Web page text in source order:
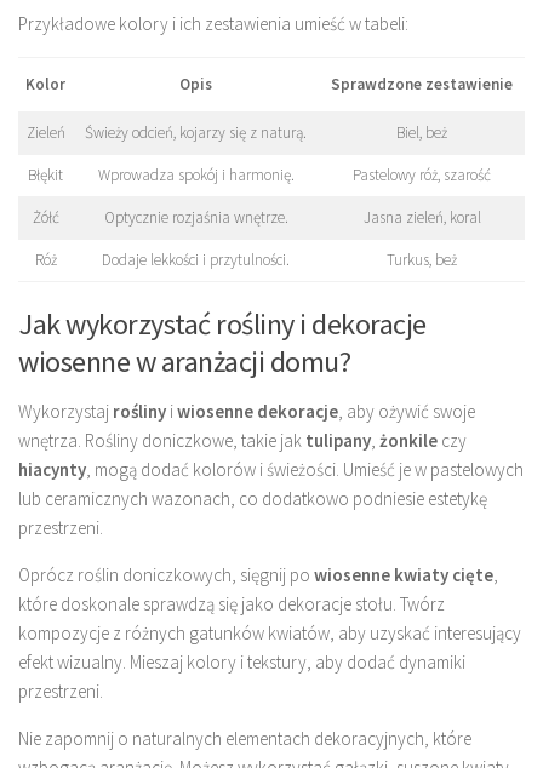
Przykładowe kolory i ich zestawienia umieść w tabeli:
Kolor Opis Sprawdzone zestawienie
Zieleń Świeży odcień, kojarzy się z naturą. Biel, beż
Błękit Wprowadza spokój i harmonię. Pastelowy róż, szarość
Żółć Optycznie rozjaśnia wnętrze. Jasna zieleń, koral
Róż Dodaje lekkości i przytulności. Turkus, beż
Jak wykorzystać rośliny i dekoracje
wiosenne w aranżacji domu?
Wykorzystaj rośliny iwiosenne dekoracje, aby ożywić swoje
wnętrza. Rośliny doniczkowe, takie jak tulipany, żonkile czy
hiacynty, mogą dodać kolorów i świeżości. Umieść je w pastelowych
lub ceramicznych wazonach, co dodatkowo podniesie estetykę
przestrzeni.
Oprócz roślin doniczkowych, sięgnij po wiosenne kwiaty cięte,
które doskonale sprawdzą się jako dekoracje stołu. Twórz
kompozycje z różnych gatunków kwiatów, aby uzyskać interesujący
efekt wizualny. Mieszaj kolory i tekstury, aby dodać dynamiki
przestrzeni.
Nie zapomnij o naturalnych elementach dekoracyjnych, które